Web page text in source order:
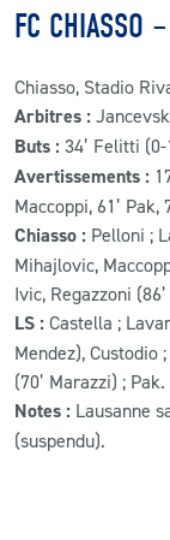
FC CHIASSO
Chiasso, Stadio
Arbitres :
Buts : 34’ Felitti
Avertissements :
Maccoppi, 61’ Pak,
Chiasso : Pelloni ;
Mihajlovic,
Ivic, Regazzoni
LS : Castella ;
Mendez), Custodio
(70’ Marazzi) ; Pak.
Notes : Lausanne
(suspendu).